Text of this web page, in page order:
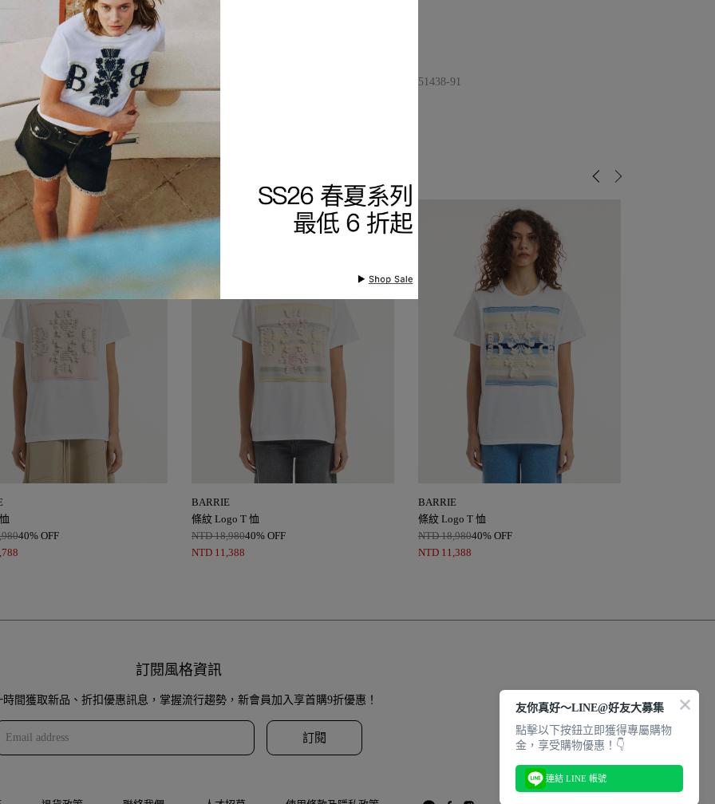
9226251438-91
40% OFF
BARRIE
條紋 Logo T 恤
NTD 18,98040% OFF
NTD 11,388
BARRIE
條紋 Logo T 恤
NTD 18,98040% OFF
NTD 11,388
訂閱風格資訊
時間獲取新品、折扣優惠訊息，掌握流行趨勢，新會員加入享首購9折優惠！
訂閱
友你真好～LINE@好友大募集
點擊以下按鈕立即獲得專屬購物
金，享受購物優惠！👇
連結 LINE 帳號